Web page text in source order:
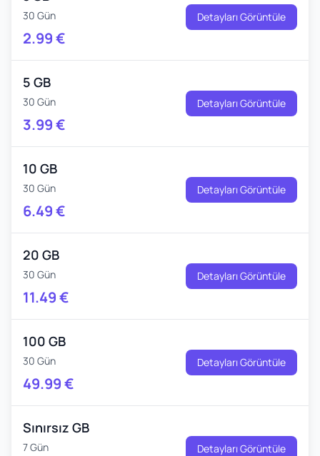
30 Gün
2.99€
Detayları Görüntüle
5 GB
30 Gün
3.99€
Detayları Görüntüle
10 GB
30 Gün
6.49€
Detayları Görüntüle
20 GB
30 Gün
11.49€
Detayları Görüntüle
100 GB
30 Gün
49.99€
Detayları Görüntüle
Sınırsız GB
7 Gün Detayları Görüntüle